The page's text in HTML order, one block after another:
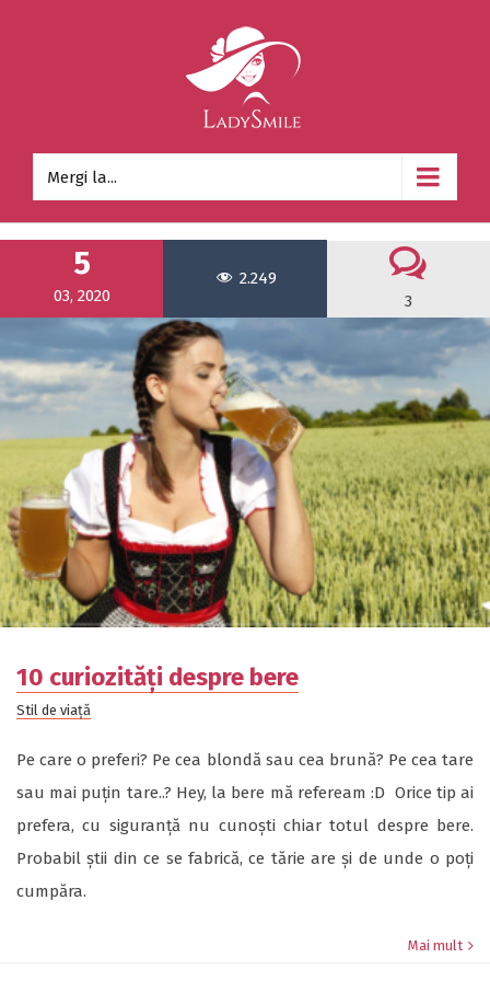
Mergi la...
5
03, 2020
2.249
3
10 curiozități despre bere
Stil de viață
Pe care o preferi? Pe cea blondă sau cea brună? Pe cea tare
sau mai puțin tare..? Hey, la bere mă refeream :D Orice tip ai
prefera, cu siguranță nu cunoști chiar totul despre bere.
Probabil știi din ce se fabrică, ce tărie are și de unde o poți
cumpăra.
Mai mult